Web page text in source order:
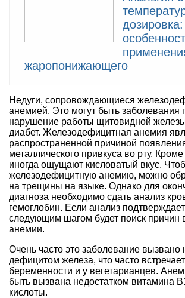
дозировка:
жаропонижающего
Недуги, сопровождающиеся
анемией. Это могут быть заболевания
нарушение работы щитовидной
диабет. Железодефицитная анемия
распространенной причиной
металлического привкуса во рту.
иногда ощущают кисловатый вкус.
железодефицитную анемию, можно
на трещины на языке. Однако для
диагноза необходимо сдать анализ
гемоглобин. Если анализ
следующим шагом будет поиск причин
анемии.
Очень часто это заболевание вызвано
дефицитом железа, что часто
беременности и у вегетарианцев.
быть вызвана недостатком витамина
кислоты.